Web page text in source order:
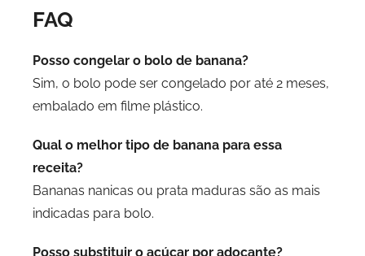
FAQ
Posso congelar o bolo de banana?
Sim, o bolo pode ser congelado por até 2 meses,
embalado em filme plástico.
Qual o melhor tipo de banana para essa
receita?
Bananas nanicas ou prata maduras são as mais
indicadas para bolo.
Posso substituir o açúcar por adoçante?